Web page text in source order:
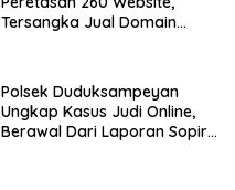
Tersangka Jual Domain
Polsek Duduksampeyan
Ungkap Kasus Judi Online,
Berawal Dari Laporan Sopir